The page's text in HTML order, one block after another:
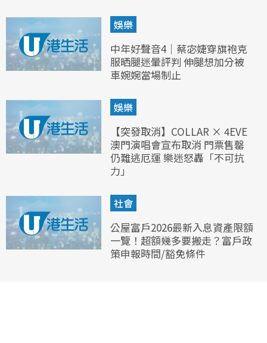
娛樂
中年好聲音4｜蔡宓婕穿旗袍克
服晒腿迷暈評判 伸腿想加分被
車婉婉當場制止
娛樂
【突發取消】COLLAR × 4EVE
澳門演唱會宣布取消 門票售罄
仍難逃厄運 樂迷怒轟「不可抗
力」
社會
公屋富戶2026最新入息資產限額
一覽！超額幾多要搬走？富戶政
策申報時間/豁免條件